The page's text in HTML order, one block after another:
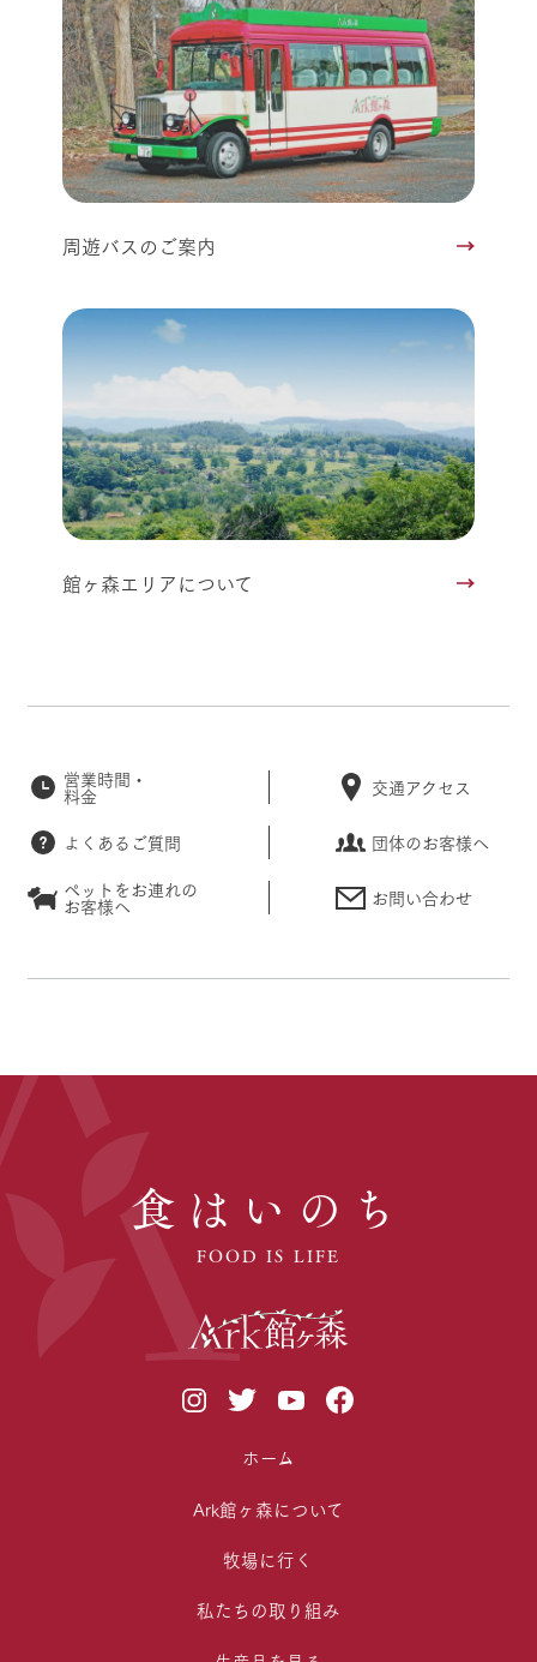
周遊バスのご案内
館ヶ森エリアについて
営業時間・
料金 交通アクセス
よくあるご質問
団体のお客様へ
ペットをお連れの
お客様へ お問い合わせ
食はいのち
FOOD IS LIFE
ホーム
Ark館ヶ森について
牧場に行く
私たちの取り組み